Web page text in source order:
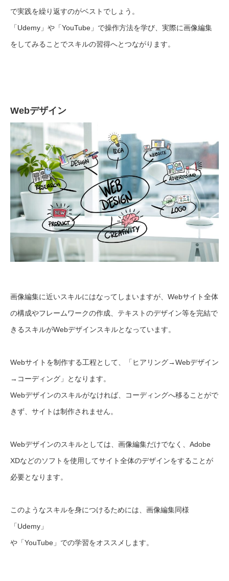
で実践を繰り返すのがベストでしょう。
「Udemy」や「YouTube」で操作方法を学び、実際に画像編集
をしてみることでスキルの習得へとつながります。
Webデザイン
画像編集に近いスキルにはなってしまいますが、Webサイト全体
の構成やフレームワークの作成、テキストのデザイン等を完結で
きるスキルがWebデザインスキルとなっています。
Webサイトを制作する工程として、「ヒアリング→Webデザイン
→コーディング」となります。
Webデザインのスキルがなければ、コーディングへ移ることがで
きず、サイトは制作されません。
Webデザインのスキルとしては、画像編集だけでなく、Adobe
XDなどのソフトを使用してサイト全体のデザインをすることが
必要となります。
このようなスキルを身につけるためには、画像編集同様
「Udemy」
や「YouTube」での学習をオススメします。